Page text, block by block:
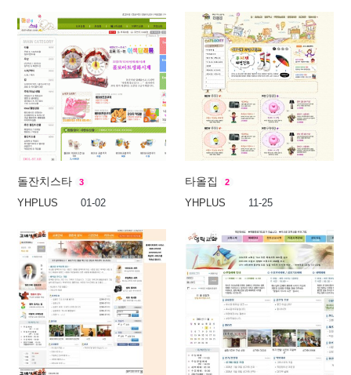
돌잔치스타 3
YHPLUS 01-02
타올집 2
YHPLUS 11-25